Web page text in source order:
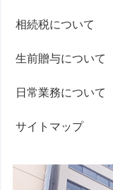
相続税について
生前贈与について
日常業務について
サイトマップ